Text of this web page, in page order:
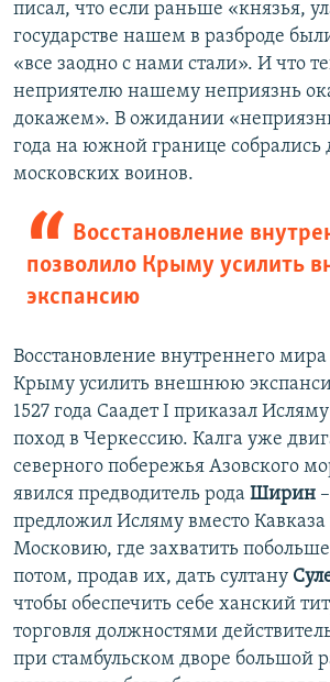
писал, что если раньше «князья,
государстве нашем в разброде
«все заодно с нами стали». И что
неприятелю нашему неприязнь
докажем». В ожидании
года на южной границе собрались
московских воинов.
Восстановление
позволило Крыму усилить
экспансию
Восстановление внутреннего мира
Крыму усилить внешнюю
1527 года Саадет I приказал
поход в Черкессию. Калга уже
северного побережья Азовского
явился предводитель рода Ширин
предложил Исляму вместо Кавказа
Московию, где захватить
потом, продав их, дать султану
чтобы обеспечить себе ханский
торговля должностями
при стамбульском дворе большой